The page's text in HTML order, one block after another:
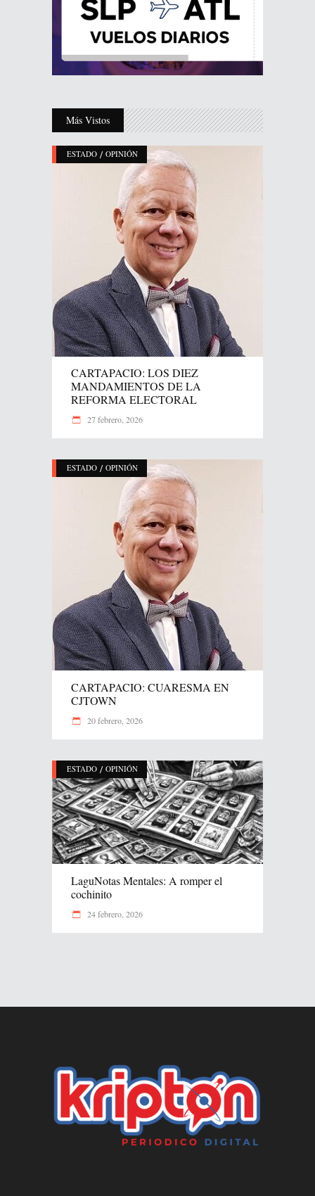
Más Vistos
ESTADO / OPINIÓN
CARTAPACIO: LOS DIEZ
MANDAMIENTOS DE LA
REFORMA ELECTORAL
27 febrero, 2026
ESTADO / OPINIÓN
CARTAPACIO: CUARESMA EN
CJTOWN
20 febrero, 2026
ESTADO / OPINIÓN
LaguNotas Mentales: A romper el
cochinito
24 febrero, 2026